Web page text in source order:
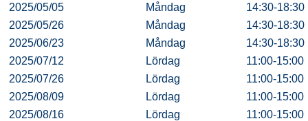
2025/05/05
Måndag
14:30-18:30
2025/05/26
Måndag
14:30-18:30
2025/06/23
Måndag
14:30-18:30
2025/07/12
Lördag
11:00-15:00
2025/07/26
Lördag
11:00-15:00
2025/08/09
Lördag
11:00-15:00
2025/08/16
Lördag
11:00-15:00